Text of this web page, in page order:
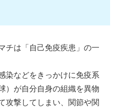
チは「自己免疫疾患」の一
染などをきっかけに免疫系
）が自分自身の組織を異物
攻撃してしまい、関節や関